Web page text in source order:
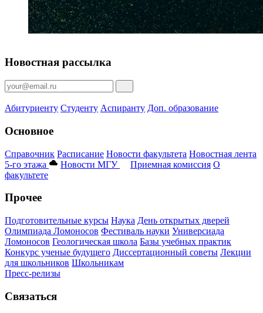
Новостная рассылка
Абитуриенту Студенту Аспиранту Доп. образование
Основное
Справочник Расписание Новости факультета Новостная лента
5-го этажа
Новости МГУ Приемная комиссия О
факультете
Прочее
Подготовительные курсы Наука День открытых дверей
Олимпиада Ломоносов Фестиваль науки Универсиада
Ломоносов Геологическая школа Базы учебных практик
Конкурс ученые будущего Диссертационный советы Лекции
для школьников Школьникам
Пресс-релизы
Связаться